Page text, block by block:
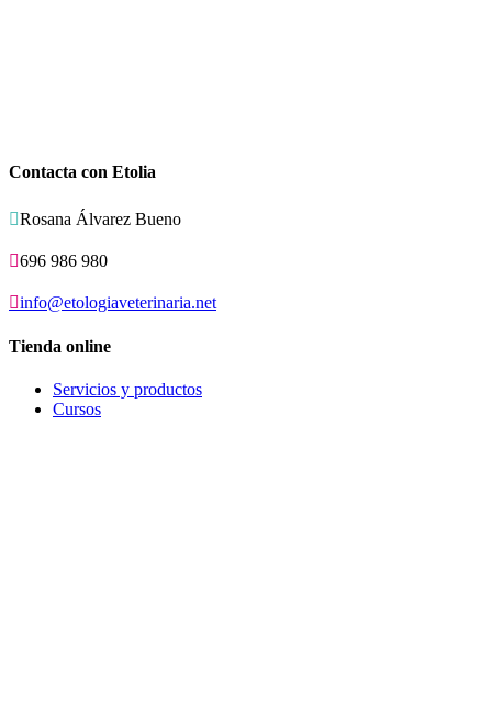
Contacta con Etolia
Rosana Álvarez Bueno
696 986 980
info@etologiaveterinaria.net
Tienda online
Servicios y productos
Cursos